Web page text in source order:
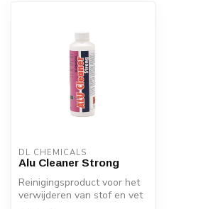
DL CHEMICALS
Alu Cleaner Strong
Reinigingsproduct voor het
verwijderen van stof en vet